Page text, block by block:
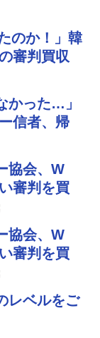
のか！」韓
審判買収
かった…」
信者、帰
協会、W
審判を買
協会、W
審判を買
レベルをご